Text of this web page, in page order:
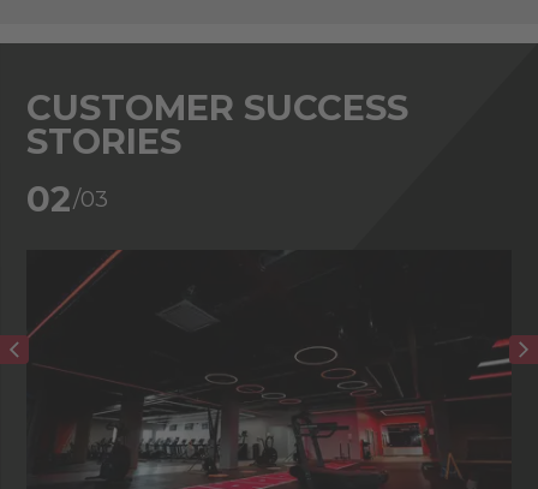
CUSTOMER SUCCESS
STORIES
02/03